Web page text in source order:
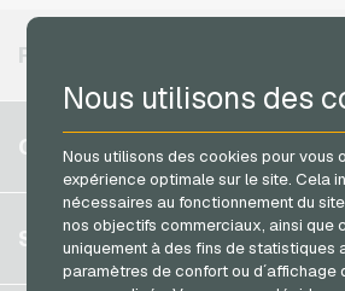
Nous utilisons des
Nous utilisons des cookies pour vous
expérience optimale sur le site. Cela
nécessaires au fonctionnement du
nos objectifs commerciaux, ainsi que
uniquement à des fins de statistiques
paramètres de confort ou d´affichage
Vodafone Recharges mobiles
Razer Gold Cartes de paiement
Transcash Cartes de paiement
RÉGIONS DISPONIBLES
Belgique
Brésil
Allemagne (DE)
Allemagne (EN)
France
COMPTE
S´inscrire
S´inscrire
SERVICE